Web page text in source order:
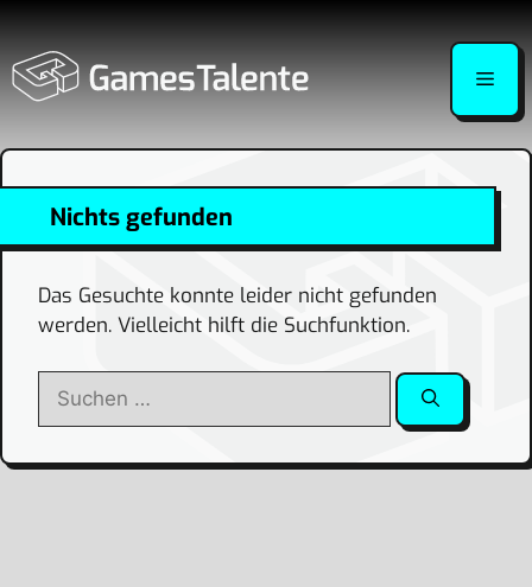
Inhalt
springen
Nichts gefunden
Das Gesuchte konnte leider nicht gefunden
werden. Vielleicht hilft die Suchfunktion.
Suchen
nach: